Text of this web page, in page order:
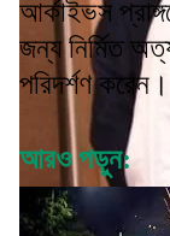
আর্কাইভস
জন্য নির্মিত
পরিদর্শণ করেন।
আরও পড়ুন: